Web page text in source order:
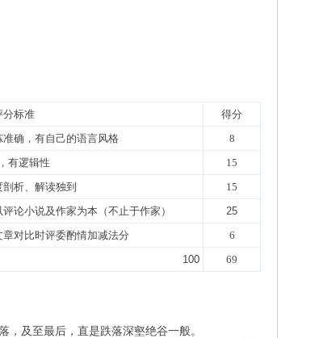
分标准
得分
确，有自己的语言风格
8
有逻辑性
15
析、解读独到
15
论小说及作家为本（不止于作家）
25
对比时评委酌情加减法分
6
100 69
及至最后，直是跌落深壑绝谷一般。